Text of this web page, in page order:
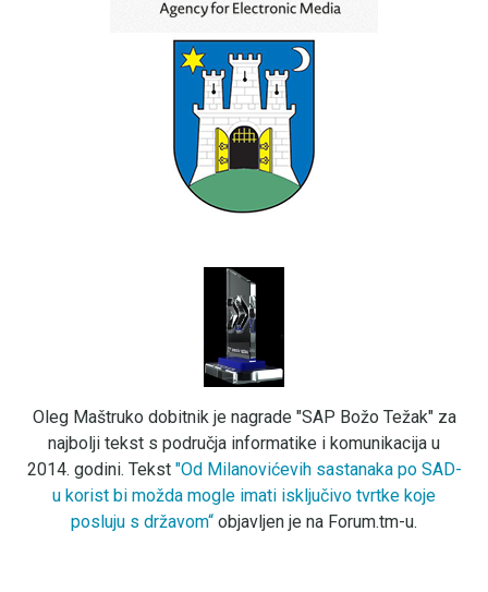
Oleg Maštruko dobitnik je nagrade "SAP Božo Težak" za
najbolji tekst s područja informatike i komunikacija u
2014. godini. Tekst "Od Milanovićevih sastanaka po SAD-
u korist bi možda mogle imati isključivo tvrtke koje
posluju s državom“ objavljen je na Forum.tm-u.